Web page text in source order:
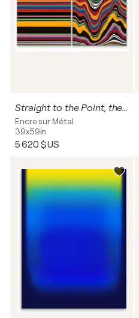
Straight to the Point, then Not (#2)
Encre sur Métal
39x59in
5 620 $US